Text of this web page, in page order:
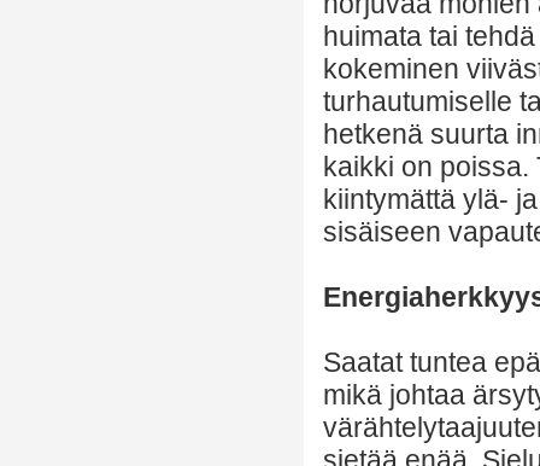
huimata tai
kokeminen
turhautumiselle
hetkenä suurta
kaikki on poissa.
kiintymättä ylä-
sisäiseen
Saatat tuntea
mikä johtaa
sietää enää.